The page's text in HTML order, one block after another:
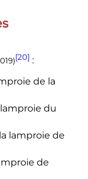
[20] :
de la
lamproie du
lamproie de
de